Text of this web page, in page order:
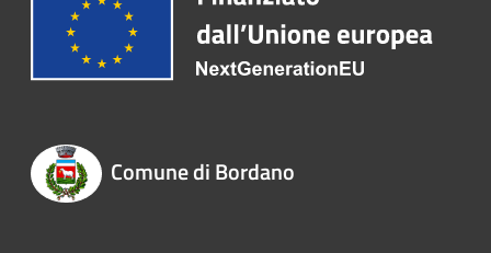
Comune di Bordano